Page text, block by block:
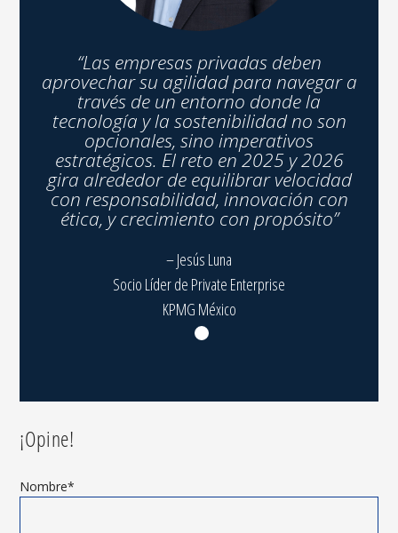
“Las empresas privadas deben
aprovechar su agilidad para navegar a
través de un entorno donde la
tecnología y la sostenibilidad no son
opcionales, sino imperativos
estratégicos. El reto en 2025 y 2026
gira alrededor de equilibrar velocidad
con responsabilidad, innovación con
ética, y crecimiento con propósito”
– Jesús Luna
Socio Líder de Private Enterprise
KPMG México
¡Opine!
Nombre*